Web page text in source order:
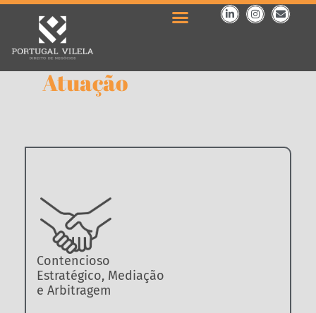
Atuação
Contencioso
Estratégico, Mediação
e Arbitragem